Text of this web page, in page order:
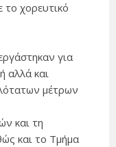
το χορευτικό
για
αλλά και
μέτρων
και τη
και το Τμήμα